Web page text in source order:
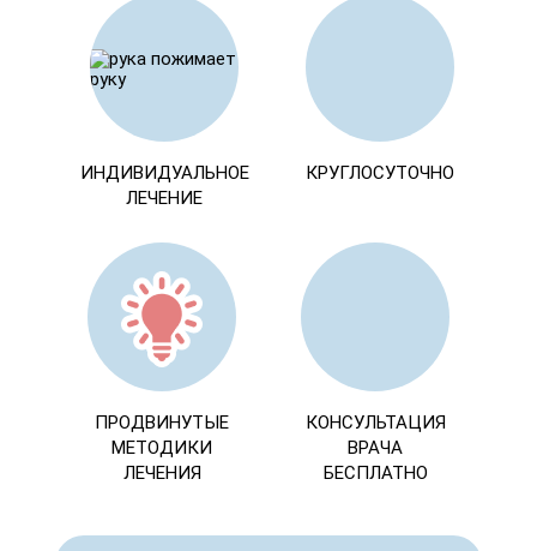
ИНДИВИДУАЛЬНОЕ
ЛЕЧЕНИЕ
КРУГЛОСУТОЧНО
ПРОДВИНУТЫЕ
МЕТОДИКИ
ЛЕЧЕНИЯ
КОНСУЛЬТАЦИЯ
ВРАЧА
БЕСПЛАТНО